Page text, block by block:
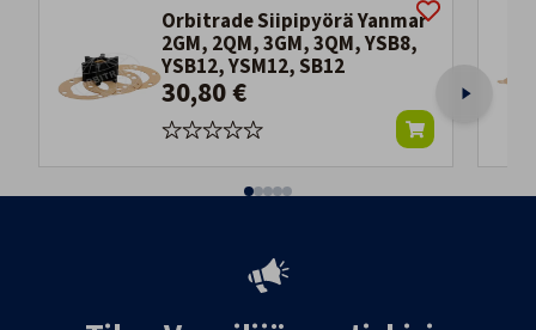
Orbitrade Siipipyörä Yanmar
2GM, 2QM, 3GM, 3QM, YSB8,
YSB12, YSM12, SB12
30,80 €